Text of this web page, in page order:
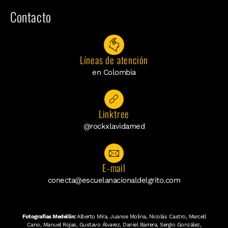
Contacto
Líneas de atención
en Colombia
Linktree
@rockxlavidamed
E-mail
conecta@escuelanacionaldelgrito.com
Fotografías Medellín:Alberto Mira, Juanse Molina, Nicolás Castro, Marcell
Cano, Manuel Rojas, Gustavo Álvarez, Daniel Barrera, Sergio González,